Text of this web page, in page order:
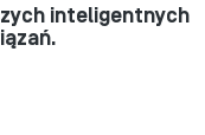
inteligentnych